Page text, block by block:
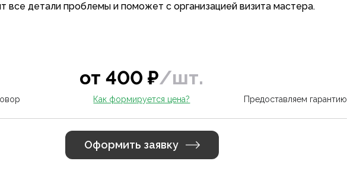
все детали проблемы и поможет с организацией визита мастера.
от400 ₽/шт.
Как формируется цена? Предоставляем гарантию
Оформить заявку